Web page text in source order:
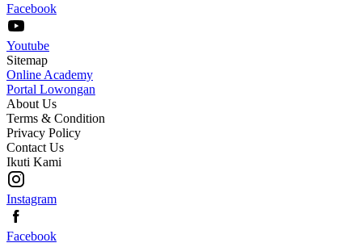
Facebook
Youtube
Sitemap
Online Academy
Portal Lowongan
About Us
Terms & Condition
Privacy Policy
Contact Us
Ikuti Kami
Instagram
Facebook